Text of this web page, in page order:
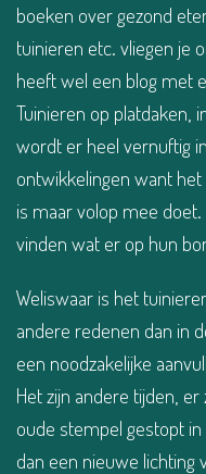
boeken over gezond
tuinieren etc. vliegen je
heeft wel een blog met
Tuinieren op platdaken,
wordt er heel vernuftig
ontwikkelingen want
is maar volop mee
vinden wat er op hun
Weliswaar is het
andere redenen dan in
een noodzakelijke
Het zijn andere tijden,
oude stempel gestopt
dan een nieuwe lichting